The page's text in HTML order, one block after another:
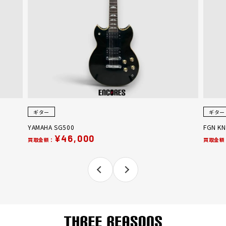
ギター
YAMAHA SG500
買取金額： ¥46,000
ギター
FGN
買取金額